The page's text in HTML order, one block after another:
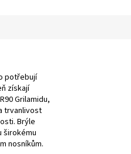
potřebují
získají
Grilamidu,
trvanlivost
Brýle
širokému
nosníkům.